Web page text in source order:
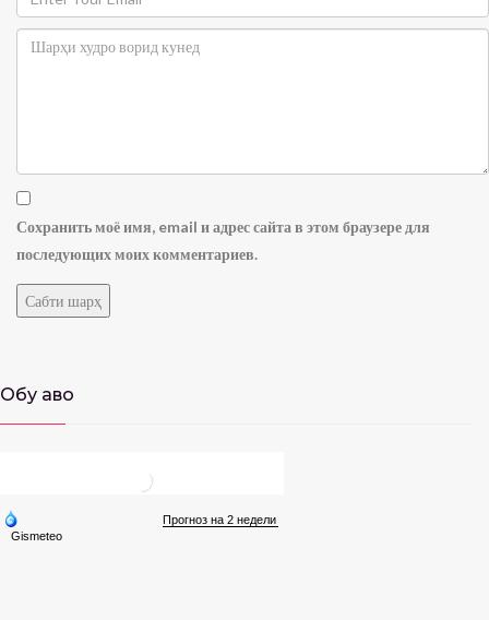
Сохранить моё имя, email и адрес сайта в этом браузере для
последующих моих комментариев.
Обу ҳаво